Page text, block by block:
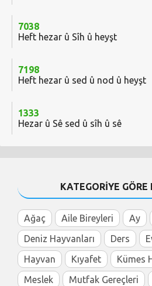
7038
Heft hezar û Sîh û heyşt
7198
Heft hezar û sed û nod û heyşt
1333
Hezar û Sê sed û sîh û sê
KATEGORİYE GÖRE
Ağaç Aile Bireyleri Ay
Deniz Hayvanları
Ders
Hayvan
Kıyafet Kümes
Meslek
Mutfak Gereçleri